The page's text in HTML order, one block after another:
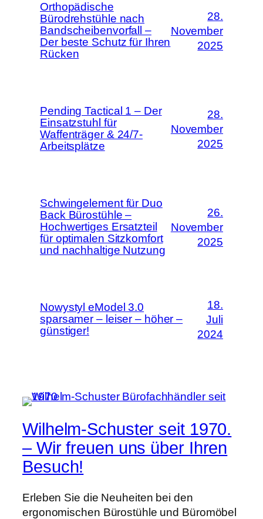
Orthopädische
Bürodrehstühle nach
Bandscheibenvorfall –
Der beste Schutz für Ihren
Rücken
28.
November
2025
Pending Tactical 1 – Der
Einsatzstuhl für
Waffenträger & 24/7-
Arbeitsplätze
28.
November
2025
Schwingelement für Duo
Back Bürostühle –
Hochwertiges Ersatzteil
für optimalen Sitzkomfort
und nachhaltige Nutzung
26.
November
2025
Nowystyl eModel 3.0
sparsamer – leiser – höher –
günstiger!
18.
Juli
2024
Wilhelm-Schuster seit 1970.
– Wir freuen uns über Ihren
Besuch!
Erleben Sie die Neuheiten bei den
ergonomischen Bürostühle und Büromöbel